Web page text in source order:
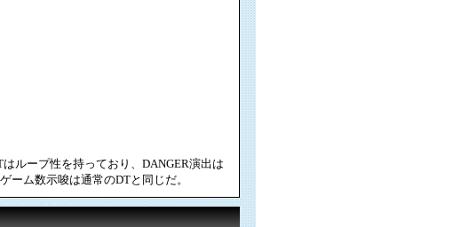
ループ性を持っており、DANGER演出は
ーム数示唆は通常のDTと同じだ。